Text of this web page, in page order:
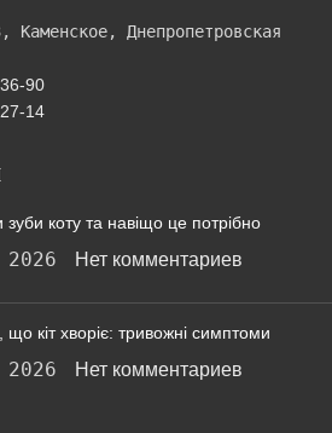
Каменское, Днепропетровская
90
14
зуби коту та навіщо це потрібно
Нет комментариев
що кіт хворіє: тривожні симптоми
Нет комментариев